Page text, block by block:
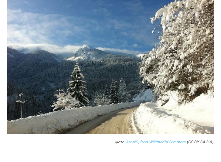
Фото: Arball1, from Wikimedia Commons (CC BY-SA 3.0)